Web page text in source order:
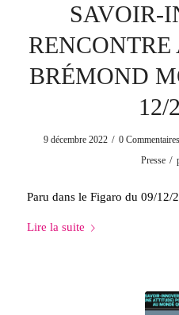
SAVOIR-
BRÉMOND
12/
9 décembre 2022 / 0 Commentaires
Presse /
Paru dans le Figaro du 09/12/
Lire la suite